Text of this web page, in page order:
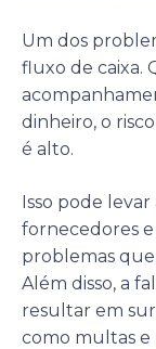
Um dos
fluxo de caixa.
dinheiro, o
é alto.
Isso pode
fornecedores e
problemas
Além disso, a
resultar em
como multas e